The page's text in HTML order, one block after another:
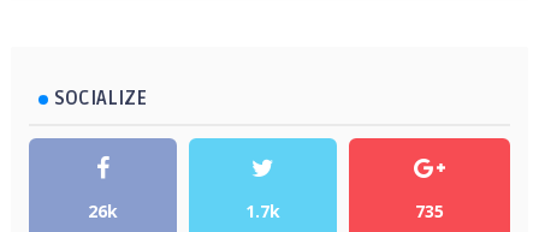
SOCIALIZE
26k 1.7k 735